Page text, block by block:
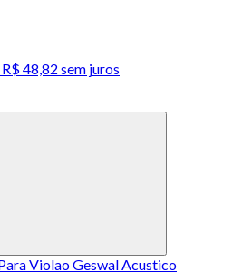
R$ 48,82 sem juros